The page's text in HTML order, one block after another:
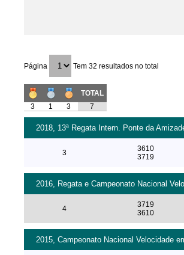
Página Tem 32 resultados no total
TOTAL
3
1 3 7
2018, 13ª Regata Intern. Ponte da
3
3610
3719
2016, Regata e Campeonato Nacional
4
3719
3610
2015, Campeonato Nacional Velocidade